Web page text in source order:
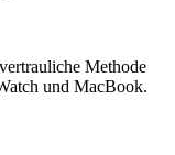
Methode
und MacBook.